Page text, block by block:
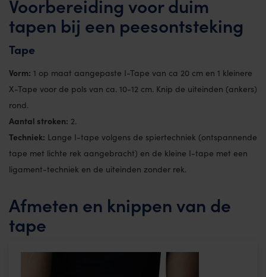
Voorbereiding voor duim
tapen bij een peesontsteking
Tape
Vorm: 1 op maat aangepaste I-Tape van ca 20 cm en 1 kleinere
X-Tape voor de pols van ca. 10-12 cm. Knip de uiteinden (ankers)
rond.
Aantal stroken: 2.
Techniek: Lange I-tape volgens de spiertechniek (ontspannende
tape met lichte rek aangebracht) en de kleine I-tape met een
ligament-techniek en de uiteinden zonder rek.
Afmeten en knippen van de
tape